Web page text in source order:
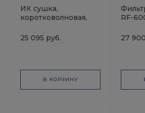
ИК сушка,
коротковолновая,
лампа Русский
мастер РМ-91969
25 095 руб.
В КОРЗИНУ
RF-
27